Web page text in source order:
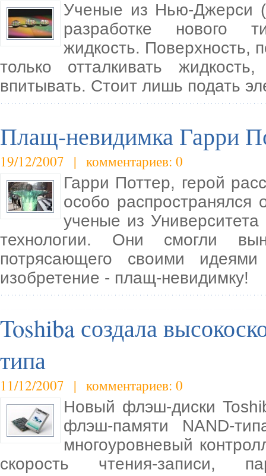
Ученые из Нью-Джерси
разработке нового
жидкость. Поверхность,
только отталкивать
впитывать. Стоит лишь подать
Плащ-невидимка Гарри
19/12/2007 | комментариев: 0
Гарри Поттер, герой
особо распространялся
ученые из
технологии. Они смогли
потрясающего своими
изобретение - плащ-невидимку!
Toshiba создала
типа
11/12/2007 | комментариев: 0
Новый флэш-диски
флэш-памяти NAND-
многоуровневый
скорость чтения-записи,